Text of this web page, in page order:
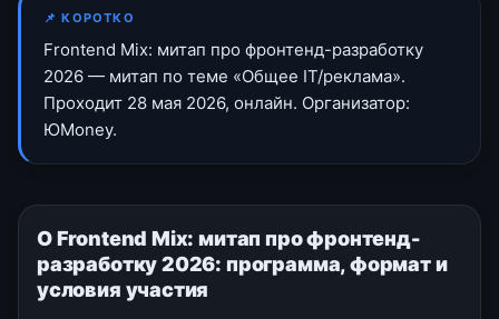
📌 КОРОТКО
Frontend Mix: митап про фронтенд-разработку
2026 — митап по теме «Общее IT/реклама».
Проходит 28 мая 2026, онлайн. Организатор:
ЮMoney.
О Frontend Mix: митап про фронтенд-
разработку 2026: программа, формат и
условия участия